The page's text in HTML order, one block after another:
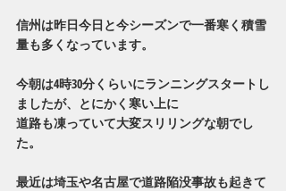
信州は昨日今日と今シーズンで一番寒く積雪
量も多くなっています。
今朝は4時30分くらいにランニングスタートし
ましたが、とにかく寒い上に
道路も凍っていて大変スリリングな朝でし
た。
最近は埼玉や名古屋で道路陥没事故も起きて